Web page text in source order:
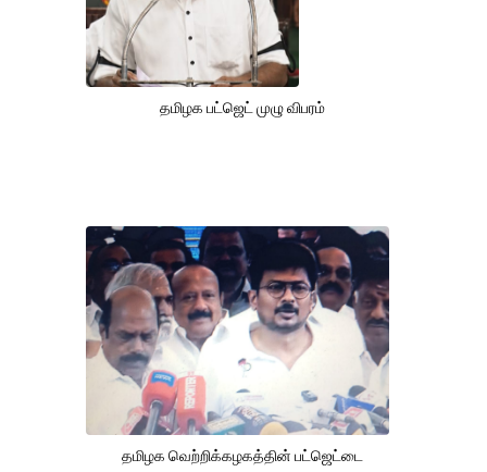
தமிழக பட்ஜெட் முழு விபரம்
தமிழக வெற்றிக்கழகத்தின் பட்ஜெட்டை